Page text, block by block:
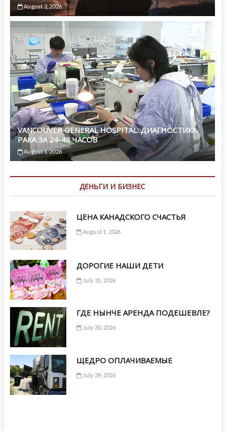
August 2, 2026
VANCOUVER GENERAL HOSPITAL: ДИАГНОСТИКА
РАКА ЗА 24-48 ЧАСОВ
August 1, 2026
ДЕНЬГИ И БИЗНЕС
ЦЕНА КАНАДСКОГО СЧАСТЬЯ
August 1, 2026
ДОРОГИЕ НАШИ ДЕТИ
July 31, 2026
ГДЕ НЫНЧЕ АРЕНДА ПОДЕШЕВЛЕ?
July 30, 2026
ЩЕДРО ОПЛАЧИВАЕМЫЕ
July 29, 2026